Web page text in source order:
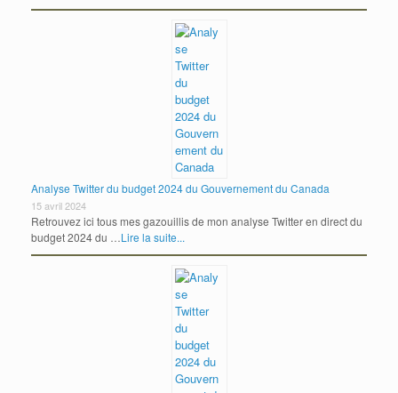
Analyse Twitter du budget 2024 du Gouvernement du Canada
15 avril 2024
Retrouvez ici tous mes gazouillis de mon analyse Twitter en direct du
budget 2024 du …Lire la suite...